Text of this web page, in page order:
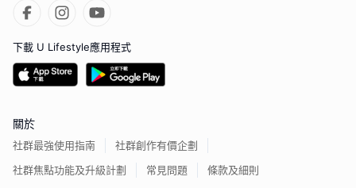
下載 U Lifestyle應用程式
關於
社群最強使用指南
社群創作有價企劃
社群焦點功能及升級計劃
常見問題 條款及細則